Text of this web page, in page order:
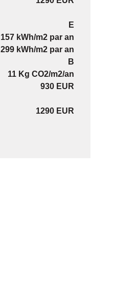
E
157 kWh/m2 par an
299 kWh/m2 par an
B
11 Kg CO2/m2/an
930 EUR
1290 EUR